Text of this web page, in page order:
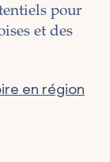
pour
et des
en région